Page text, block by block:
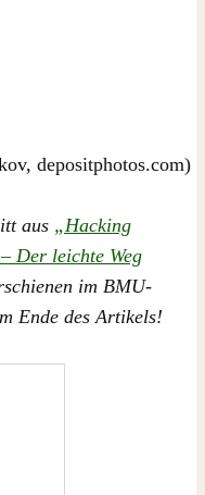
depositphotos.com)
aus „Hacking
Der leichte Weg
im BMU-
Ende des Artikels!